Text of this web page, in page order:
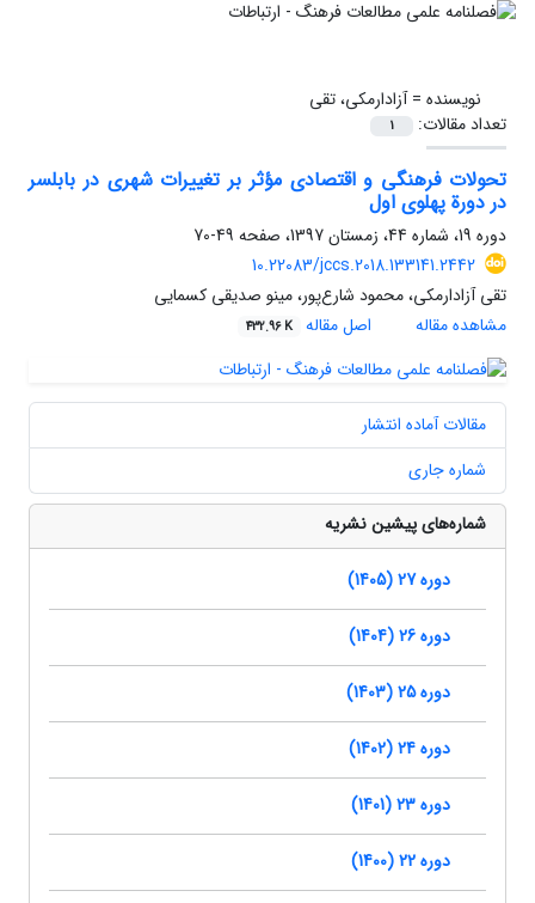
نویسنده =آزادارمکی، تقی
تعداد مقالات:
1
تحولات فرهنگی و اقتصادی مؤثر بر تغییرات شهری در بابلسر
در دورة پهلوی اول
دوره 19، شماره 44، زمستان 1397، صفحه
49-70
10.22083/jccs.2018.133141.2442
تقی آزادارمکی، محمود شارع‌پور، مینو صدیقی کسمایی
مشاهده مقاله
اصل مقاله 432.96 K
مقالات آماده انتشار
شماره جاری
شماره‌های پیشین نشریه
دوره 27 (1405)
دوره 26 (1404)
دوره 25 (1403)
دوره 24 (1402)
دوره 23 (1401)
دوره 22 (1400)